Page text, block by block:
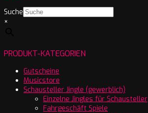
Suche
×
PRODUKT-KATEGORIEN
Gutscheine
Musicstore
Schausteller Jingle (gewerblich)
Einzelne Jingles für Schausteller
Fahrgeschäft Spiele